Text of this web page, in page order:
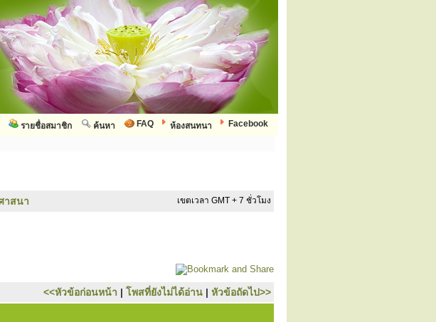
Facebook
ห้องสนทนา
FAQ
ค้นหา
รายชื่อสมาชิก
าสนา เขตเวลา GMT + 7 ชั่วโมง
<<หัวข้อก่อนหน้า | โพสที่ยังไม่ได้อ่าน | หัวข้อถัดไป>>